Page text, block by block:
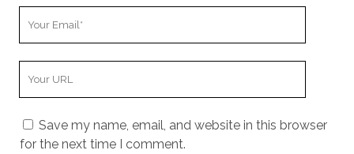
Save my name, email, and website in this browser
for the next time I comment.